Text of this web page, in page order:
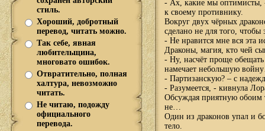
стиль.
Хороший, добротный
перевод, читать можно.
Так себе, явная
любительщина,
многовато ошибок.
Отвратительно, полная
халтура, невозможно
читать.
Не читаю, подожду
официального
перевода.
- Ах, какие мы оптимисты,
к своему противнику.
Вокруг двух чёрных
сделано не для того,
- Не нравится мне вся эта
Драконы, магия, кто чей
- Ну, насчёт проще
намечает небольшую
- Партизанскую? – с
- Разумеется, - кивнула
Обсуждая приятную обоим
не…
Один из драконов упал и
тело.